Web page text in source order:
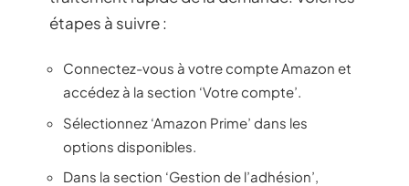
étapes à suivre :
Connectez-vous à votre compte Amazon et
accédez à la section ‘Votre compte’.
Sélectionnez ‘Amazon Prime’ dans les
options disponibles.
Dans la section ‘Gestion de l’adhésion’,